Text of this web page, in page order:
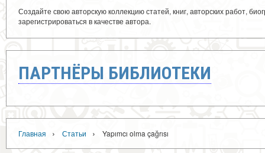
Создайте свою авторскую коллекцию статей, книг, авторских работ,
зарегистрироваться в качестве автора.
ПАРТНЁРЫ БИБЛИОТЕКИ
Главная › Статьи › Yapımcı olma çağrısı